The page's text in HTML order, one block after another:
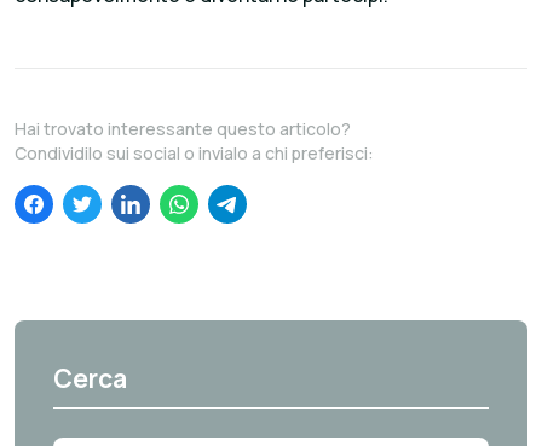
Hai trovato interessante questo articolo?
Condividilo sui social o invialo a chi preferisci:
Cerca